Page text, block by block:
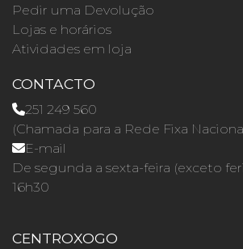
Pedir uma Devolução
Lojas e horários
Atividades em loja
CONTACTO
251 249 560
(Chamada para a Rede Fixa
E-mail
De segunda a sexta-feira (exceto
16h30
CENTROXOGO